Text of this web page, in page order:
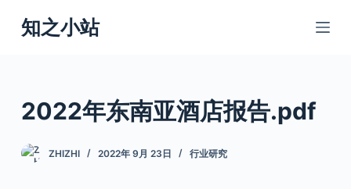
跳
过
知之小站
2022年东南亚酒店报告.pdf
ZHIZHI 2022年 9月 23日 行业研究